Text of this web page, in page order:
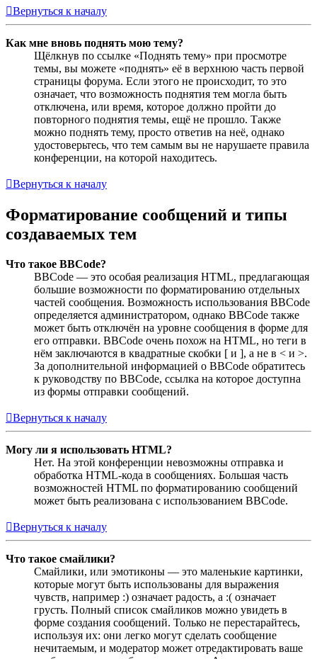
Вернуться к началу
Как мне вновь поднять мою тему?
Щёлкнув по ссылке «Поднять тему» при просмотре
темы, вы можете «поднять» её в верхнюю часть первой
страницы форума. Если этого не происходит, то это
означает, что возможность поднятия тем могла быть
отключена, или время, которое должно пройти до
повторного поднятия темы, ещё не прошло. Также
можно поднять тему, просто ответив на неё, однако
удостоверьтесь, что тем самым вы не нарушаете правила
конференции, на которой находитесь.
Вернуться к началу
Форматирование сообщений и типы
создаваемых тем
Что такое BBCode?
BBCode — это особая реализация HTML, предлагающая
большие возможности по форматированию отдельных
частей сообщения. Возможность использования BBCode
определяется администратором, однако BBCode также
может быть отключён на уровне сообщения в форме для
его отправки. BBCode очень похож на HTML, но теги в
нём заключаются в квадратные скобки [ и ], а не в < и >.
За дополнительной информацией о BBCode обратитесь
к руководству по BBCode, ссылка на которое доступна
из формы отправки сообщений.
Вернуться к началу
Могу ли я использовать HTML?
Нет. На этой конференции невозможны отправка и
обработка HTML-кода в сообщениях. Большая часть
возможностей HTML по форматированию сообщений
может быть реализована с использованием BBCode.
Вернуться к началу
Что такое смайлики?
Смайлики, или эмотиконы — это маленькие картинки,
которые могут быть использованы для выражения
чувств, например :) означает радость, а :( означает
грусть. Полный список смайликов можно увидеть в
форме создания сообщений. Только не перестарайтесь,
используя их: они легко могут сделать сообщение
нечитаемым, и модератор может отредактировать ваше